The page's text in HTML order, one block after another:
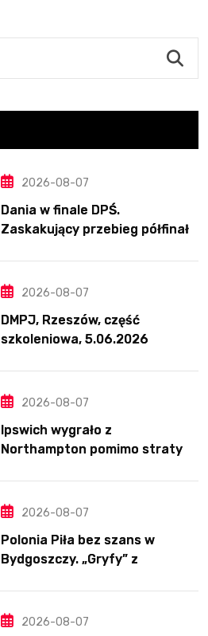
2026-08-07
Dania w finale DPŚ.
Zaskakujący przebieg półfinału
2026-08-07
DMPJ, Rzeszów, część
szkoleniowa, 5.06.2026
2026-08-07
Ipswich wygrało z
Northampton pomimo straty
2026-08-07
Polonia Piła bez szans w
Bydgoszczy. „Gryfy” z
2026-08-07